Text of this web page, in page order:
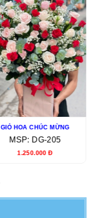
GIỎ HOA CHÚC MỪNG
MSP: DG-205
1.250.000 Đ